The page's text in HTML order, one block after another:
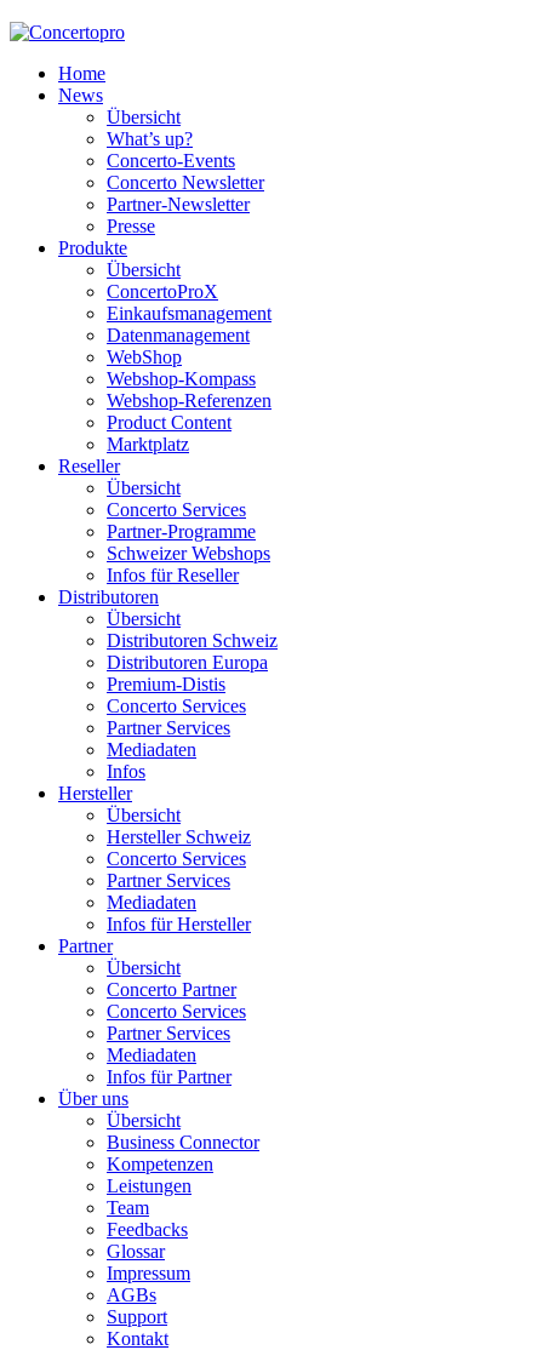
Home
News
Übersicht
What’s up?
Concerto-Events
Concerto Newsletter
Partner-Newsletter
Presse
Produkte
Übersicht
ConcertoProX
Einkaufsmanagement
Datenmanagement
WebShop
Webshop-Kompass
Webshop-Referenzen
Product Content
Marktplatz
Reseller
Übersicht
Concerto Services
Partner-Programme
Schweizer Webshops
Infos für Reseller
Distributoren
Übersicht
Distributoren Schweiz
Distributoren Europa
Premium-Distis
Concerto Services
Partner Services
Mediadaten
Infos
Hersteller
Übersicht
Hersteller Schweiz
Concerto Services
Partner Services
Mediadaten
Infos für Hersteller
Partner
Übersicht
Concerto Partner
Concerto Services
Partner Services
Mediadaten
Infos für Partner
Über uns
Übersicht
Business Connector
Kompetenzen
Leistungen
Team
Feedbacks
Glossar
Impressum
AGBs
Support
Kontakt